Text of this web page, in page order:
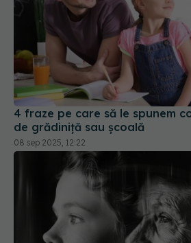
4 fraze pe care să le spunem
de grădiniță sau școală
08 sep 2025, 12:22